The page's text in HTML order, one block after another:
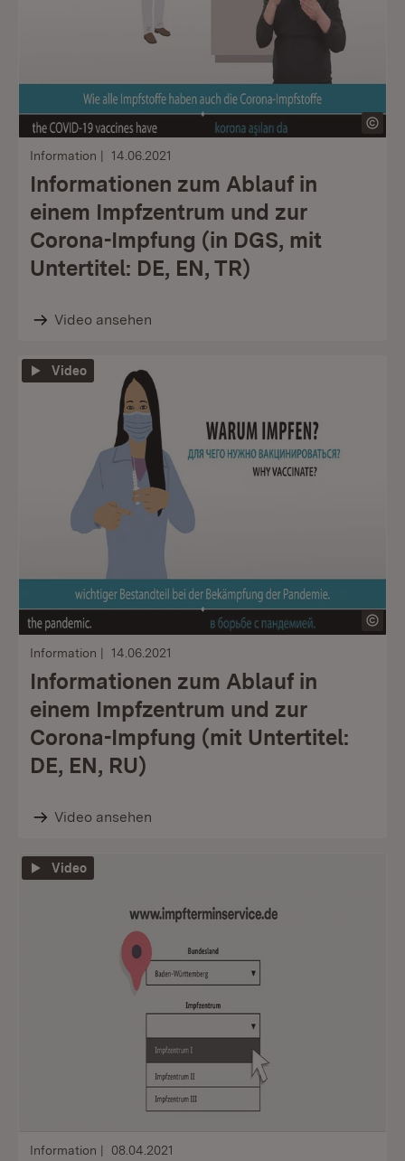
Information 14.06.2021
Informationen zum Ablauf in
einem Impfzentrum und zur
Corona-Impfung (in DGS, mit
Untertitel: DE, EN, TR)
Video ansehen
Video
Information 14.06.2021
Informationen zum Ablauf in
einem Impfzentrum und zur
Corona-Impfung (mit Untertitel:
DE, EN, RU)
Video ansehen
Video
Information 08.04.2021